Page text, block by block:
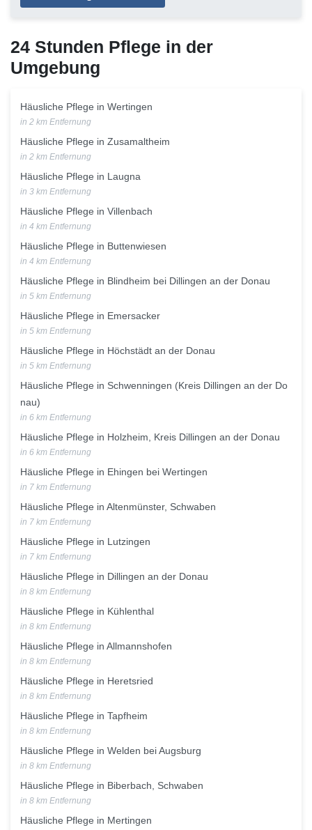
24 Stunden Pflege in der
Umgebung
Häusliche Pflege in Wertingen
in 2 km Entfernung
Häusliche Pflege in Zusamaltheim
in 2 km Entfernung
Häusliche Pflege in Laugna
in 3 km Entfernung
Häusliche Pflege in Villenbach
in 4 km Entfernung
Häusliche Pflege in Buttenwiesen
in 4 km Entfernung
Häusliche Pflege in Blindheim bei Dillingen an der Donau
in 5 km Entfernung
Häusliche Pflege in Emersacker
in 5 km Entfernung
Häusliche Pflege in Höchstädt an der Donau
in 5 km Entfernung
Häusliche Pflege in Schwenningen (Kreis Dillingen an der Do
nau)
in 6 km Entfernung
Häusliche Pflege in Holzheim, Kreis Dillingen an der Donau
in 6 km Entfernung
Häusliche Pflege in Ehingen bei Wertingen
in 7 km Entfernung
Häusliche Pflege in Altenmünster, Schwaben
in 7 km Entfernung
Häusliche Pflege in Lutzingen
in 7 km Entfernung
Häusliche Pflege in Dillingen an der Donau
in 8 km Entfernung
Häusliche Pflege in Kühlenthal
in 8 km Entfernung
Häusliche Pflege in Allmannshofen
in 8 km Entfernung
Häusliche Pflege in Heretsried
in 8 km Entfernung
Häusliche Pflege in Tapfheim
in 8 km Entfernung
Häusliche Pflege in Welden bei Augsburg
in 8 km Entfernung
Häusliche Pflege in Biberbach, Schwaben
in 8 km Entfernung
Häusliche Pflege in Mertingen